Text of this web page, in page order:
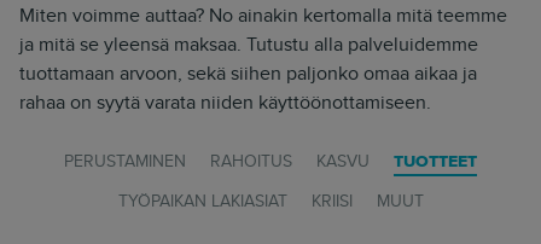
Miten voimme auttaa? No ainakin kertomalla mitä teemme
ja mitä se yleensä maksaa. Tutustu alla palveluidemme
tuottamaan arvoon, sekä siihen paljonko omaa aikaa ja
rahaa on syytä varata niiden käyttöönottamiseen.
PERUSTAMINEN RAHOITUS KASVU TUOTTEET
TYÖPAIKAN LAKIASIAT KRIISI MUUT